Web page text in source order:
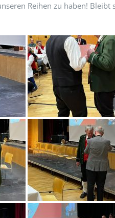
Reihen zu haben!